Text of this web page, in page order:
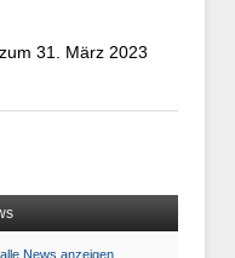
31. März 2023
alle News anzeigen